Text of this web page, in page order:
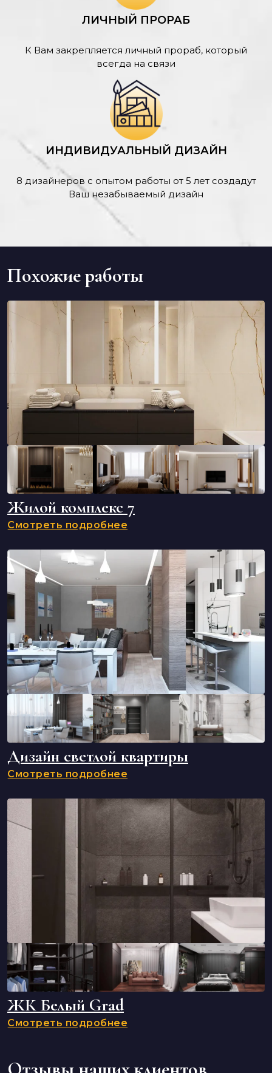
ЛИЧНЫЙ ПРОРАБ
К Вам закрепляется личный прораб, который
всегда на связи
ИНДИВИДУАЛЬНЫЙ ДИЗАЙН
8 дизайнеров с опытом работы от 5 лет создадут
Ваш незабываемый дизайн
Похожие работы
Жилой комплекс 7
Смотреть подробнее
Дизайн светлой квартиры
Смотреть подробнее
ЖК Белый Grad
Смотреть подробнее